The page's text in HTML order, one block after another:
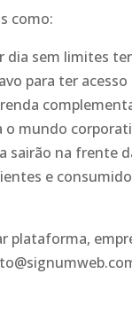
como:
dia sem limites
para ter
o mundo
sairão na frente
e
plataforma,